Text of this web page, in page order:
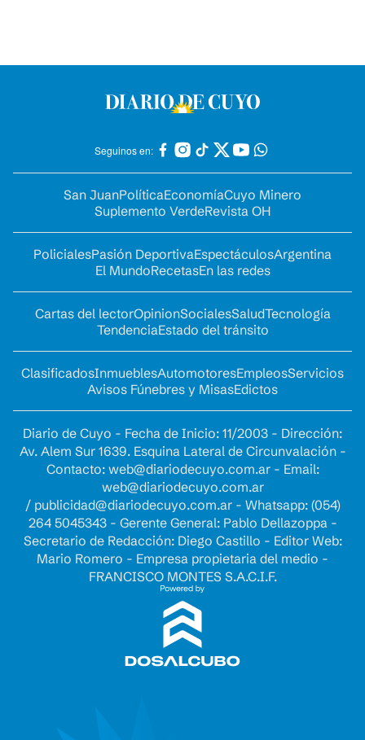
Seguinos en:
San JuanPolíticaEconomíaCuyo Minero
Suplemento VerdeRevista OH
PolicialesPasión DeportivaEspectáculosArgentina
El MundoRecetasEn las redes
Cartas del lectorOpinionSocialesSaludTecnología
TendenciaEstado del tránsito
ClasificadosInmueblesAutomotoresEmpleosServicios
Avisos Fúnebres y MisasEdictos
Diario de Cuyo - Fecha de Inicio: 11/2003 - Dirección:
Av. Alem Sur 1639. Esquina Lateral de Circunvalación -
Contacto: web@diariodecuyo.com.ar- Email:
web@diariodecuyo.com.ar
/ publicidad@diariodecuyo.com.ar- Whatsapp: (054)
264 5045343 - Gerente General: Pablo Dellazoppa -
Secretario de Redacción: Diego Castillo - Editor Web:
Mario Romero - Empresa propietaria del medio -
FRANCISCO MONTES S.A.C.I.F.